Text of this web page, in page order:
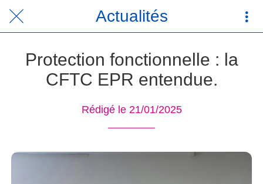
Actualités
Protection fonctionnelle : la
CFTC EPR entendue.
Rédigé le 21/01/2025